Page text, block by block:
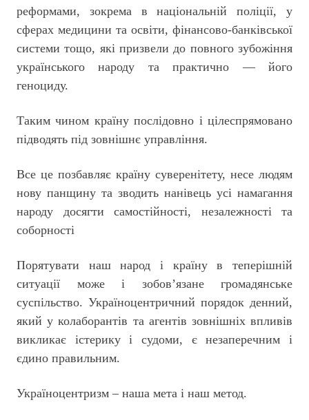
реформами, зокрема в національній поліції, у
сферах медицини та освіти, фінансово-банківської
системи тощо, які призвели до повного зубожіння
українського народу та практично — його
геноциду.
Таким чином країну послідовно і цілеспрямовано
підводять під зовнішнє управління.
Все це позбавляє країну суверенітету, несе людям
нову панщину та зводить нанівець усі намагання
народу досягти самостійності, незалежності та
соборності
Порятувати наш народ і країну в теперішній
ситуації може і зобов’язане громадянське
суспільство. Україноцентричний порядок денний,
який у колаборантів та агентів зовнішніх впливів
викликає істерику і судоми, є незаперечним і
єдино правильним.
Україноцентризм – наша мета і наш метод.